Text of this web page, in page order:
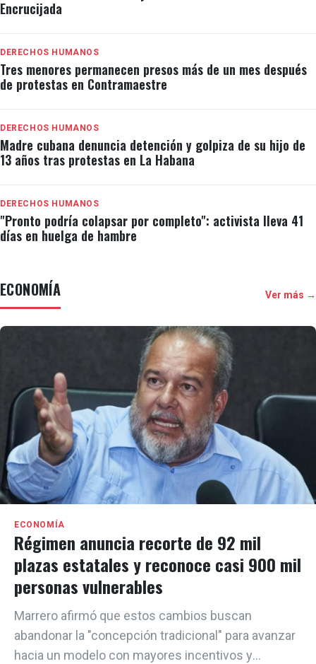
Encrucijada
DERECHOS HUMANOS
Tres menores permanecen presos más de un mes después
de protestas en Contramaestre
DERECHOS HUMANOS
Madre cubana denuncia detención y golpiza de su hijo de
13 años tras protestas en La Habana
DERECHOS HUMANOS
"Pronto podría colapsar por completo": activista lleva 41
días en huelga de hambre
ECONOMÍA Ver más →
ECONOMÍA
Régimen anuncia recorte de 92 mil
plazas estatales y reconoce casi 900 mil
personas vulnerables
Marrero afirmó que estos cambios buscan
abandonar la "concepción tradicional" para avanzar
hacia un modelo con mayores incentivos y